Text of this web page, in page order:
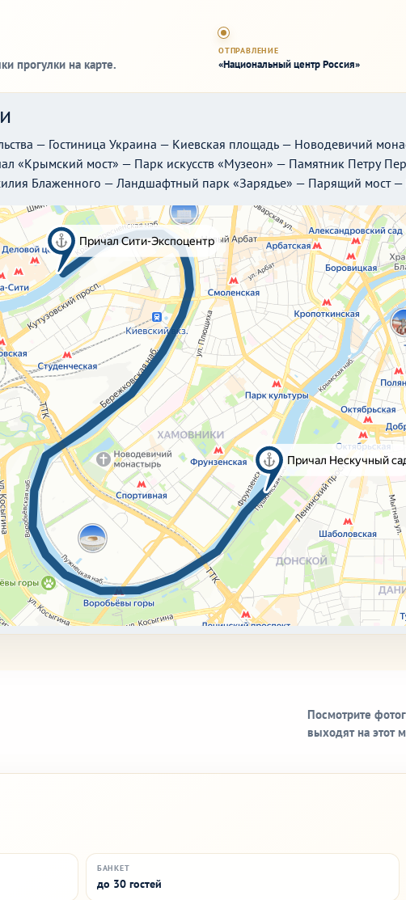
прогулки на карте.
ОТПРАВЛЕНИЕ
«Национальный центр Россия»
— Гостиница Украина — Киевская площадь — Новодевичий
«Крымский мост» — Парк искусств «Музеон» — Памятник Петру
Блаженного — Ландшафтный парк «Зарядье» — Парящий мост —
Посмотрите
выходят на этот
БАНКЕТ
до 30 гостей